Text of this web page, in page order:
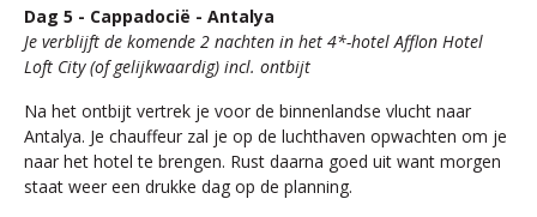
Dag 5 - Cappadocië - Antalya
Je verblijft de komende 2 nachten in het 4*-hotel Afflon Hotel
Loft City (of gelijkwaardig) incl. ontbijt
Na het ontbijt vertrek je voor de binnenlandse vlucht naar
Antalya. Je chauffeur zal je op de luchthaven opwachten om je
naar het hotel te brengen. Rust daarna goed uit want morgen
staat weer een drukke dag op de planning.